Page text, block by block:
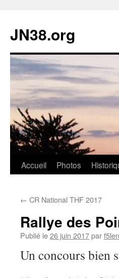
JN38.org
Aller
contenu
Accueil Photos
← CR National THF 2017
Rallye des
Publié le26 juin 2017parf5len
Un concours bien